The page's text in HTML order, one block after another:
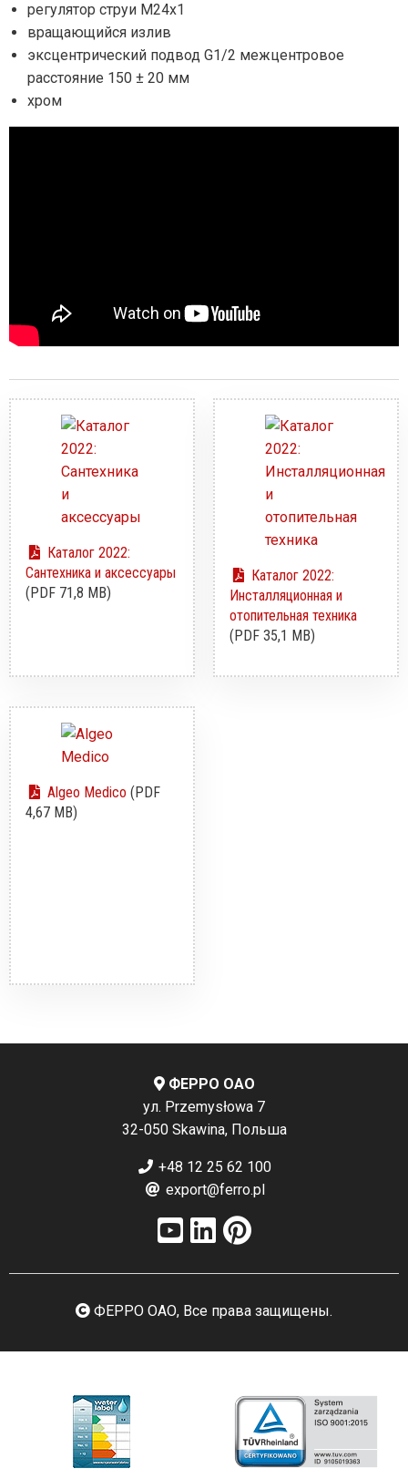
регулятор струи M24x1
вращающийся излив
эксцентрический подвод G1/2 межцентровое
расстояние 150 ± 20 мм
хром
Каталог 2022:
Сантехника и аксессуары
(PDF 71,8 MB)
Каталог 2022:
Инсталляционная и
отопительная техника
(PDF 35,1 MB)
Algeo Medico (PDF
4,67 MB)
ФЕРРО ОАО
ул. Przemysłowa 7
32-050 Skawina, Польша
+48 12 25 62 100
export@ferro.pl
ФЕРРО ОАО, Все права защищены.